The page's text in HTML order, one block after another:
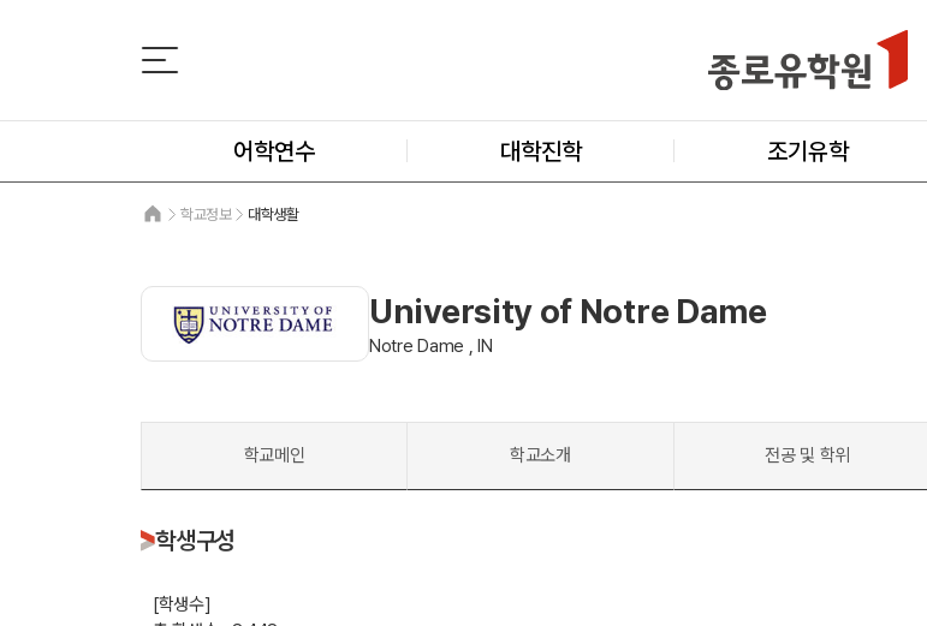
어학연수 대학진학 조기유학
학교정보 대학생활
University of Notre Dame
Notre Dame , IN
학교메인 학교소개 전공 및 학위
학생구성
[학생수]